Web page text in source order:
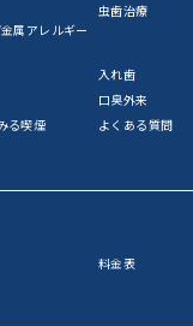
属アレルギー
虫歯治療
入れ歯
口臭外来
る喫煙
よくある質問
料金表